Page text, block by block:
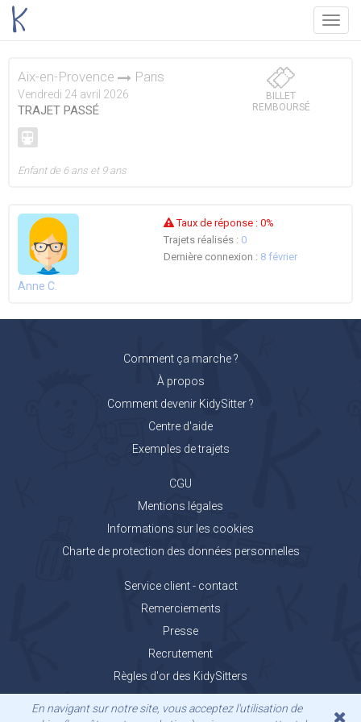
Menu
Aix-en-Provence Paris
Vendredi 24 avril 2026
TRAJET PASSÉ
BILLET
REMBOURSÉ
Enfant de 6 ans et 9 ans
Anne C.
Taux de réponse : 0%
Trajets réalisés : 0
Dernière connexion : 8 février
Comment ça marche ?
À propos
Comment devenir KidySitter ?
Centre d'aide
Exemples de trajets
CGU
Mentions légales
Informations sur les cookies
Charte de protection des données personnelles
Service client - contact
Remerciements
Presse
Recrutement
Règles d'or des KidySitters
En navigant sur notre site, vous acceptez l'utilisation de